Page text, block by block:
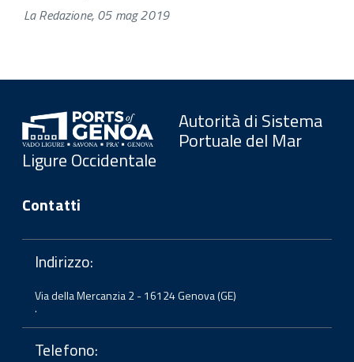
La Redazione, 05 mag 2019
Autorità di Sistema
Portuale del Mar
Ligure Occidentale
Contatti
Indirizzo:
Via della Mercanzia 2 - 16124 Genova (GE)
.
Telefono: